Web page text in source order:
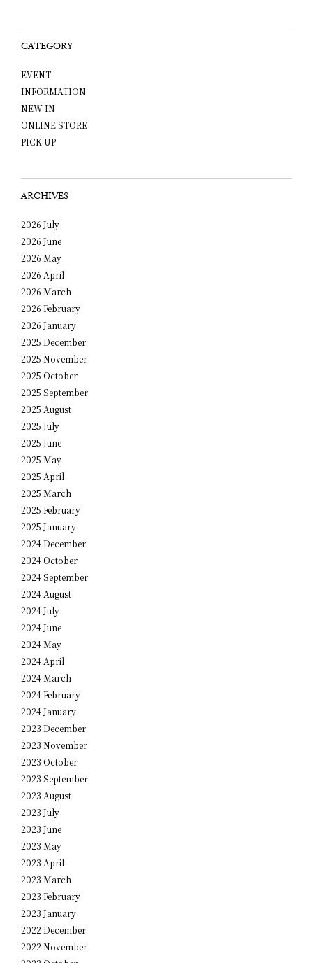
CATEGORY
EVENT
INFORMATION
NEW IN
ONLINE STORE
PICK UP
ARCHIVES
2026 July
2026 June
2026 May
2026 April
2026 March
2026 February
2026 January
2025 December
2025 November
2025 October
2025 September
2025 August
2025 July
2025 June
2025 May
2025 April
2025 March
2025 February
2025 January
2024 December
2024 October
2024 September
2024 August
2024 July
2024 June
2024 May
2024 April
2024 March
2024 February
2024 January
2023 December
2023 November
2023 October
2023 September
2023 August
2023 July
2023 June
2023 May
2023 April
2023 March
2023 February
2023 January
2022 December
2022 November